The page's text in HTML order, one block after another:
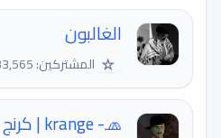
الغالبون
☆ المشتركين: 33,565
🧢- krange | كرنج -